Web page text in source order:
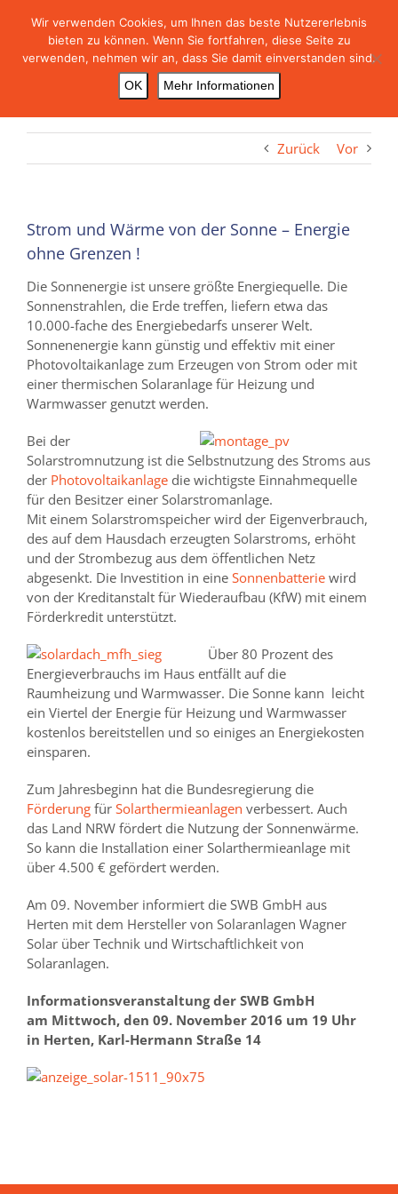
Zurück Vor
Strom und Wärme von der Sonne – Energie
ohne Grenzen !
Die Sonnenergie ist unsere größte Energiequelle. Die
Sonnenstrahlen, die Erde treffen, liefern etwa das
10.000-fache des Energiebedarfs unserer Welt.
Sonnenenergie kann günstig und effektiv mit einer
Photovoltaikanlage zum Erzeugen von Strom oder mit
einer thermischen Solaranlage für Heizung und
Warmwasser genutzt werden.
Bei der
Solarstromnutzung ist die Selbstnutzung des Stroms aus
der Photovoltaikanlage die wichtigste Einnahmequelle
für den Besitzer einer Solarstromanlage.
Mit einem Solarstromspeicher wird der Eigenverbrauch,
des auf dem Hausdach erzeugten Solarstroms, erhöht
und der Strombezug aus dem öffentlichen Netz
abgesenkt. Die Investition in eine Sonnenbatterie wird
von der Kreditanstalt für Wiederaufbau (KfW) mit einem
Förderkredit unterstützt.
Über 80 Prozent des
Energieverbrauchs im Haus entfällt auf die
Raumheizung und Warmwas­ser. Die Sonne kann leicht
ein Viertel der Energie für Heizung und Warmwasser
kostenlos bereitstellen und so einiges an Energiekosten
einsparen.
Zum Jahresbeginn hat die Bundesregierung die
Förderung für Solarthermieanlagen verbessert. Auch
das Land NRW fördert die Nutzung der Sonnenwärme.
So kann die Installation einer Solarthermieanlage mit
über 4.500 € gefördert werden.
Am 09. November informiert die SWB GmbH aus
Herten mit dem Hersteller von Solaranlagen Wagner
Solar über Technik und Wirtschaftlichkeit von
Solaranlagen.
Informationsveranstaltung der SWB GmbH
am Mittwoch, den 09. November 2016 um 19 Uhr
in Herten, Karl-Hermann Straße 14
Wir verwenden Cookies, um Ihnen das beste Nutzererlebnis
bieten zu können. Wenn Sie fortfahren, diese Seite zu
verwenden, nehmen wir an, dass Sie damit einverstanden sind.
OK
Mehr Informationen